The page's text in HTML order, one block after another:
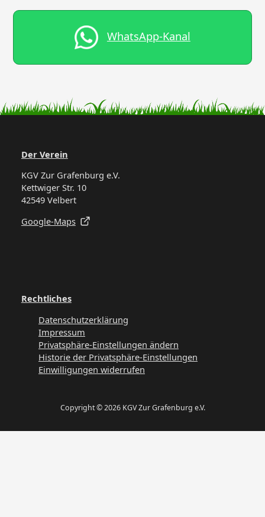
WhatsApp-Kanal
Der Verein
KGV Zur Grafenburg e.V.
Kettwiger Str. 10
42549 Velbert
Google-Maps
Rechtliches
Datenschutzerklärung
Impressum
Privatsphäre-Einstellungen ändern
Historie der Privatsphäre-Einstellungen
Einwilligungen widerrufen
Copyright © 2026 KGV Zur Grafenburg e.V.